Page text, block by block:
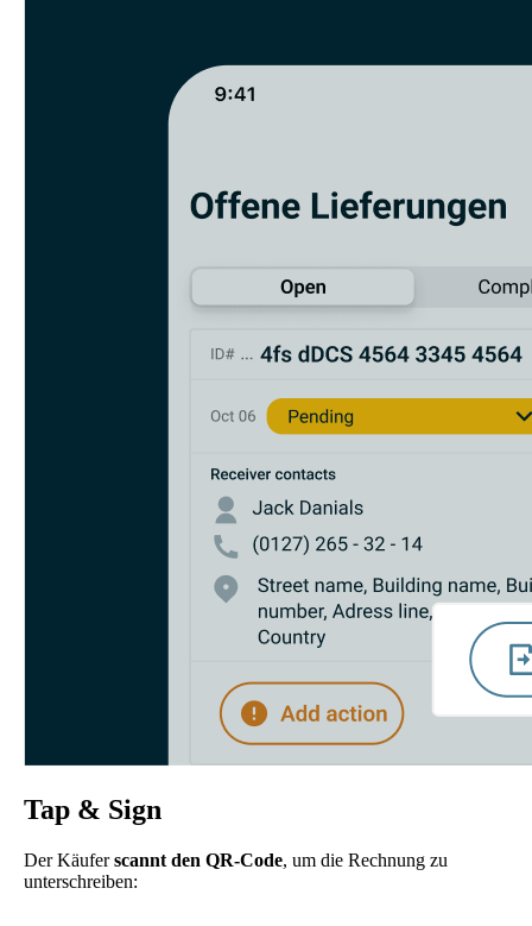
Tap & Sign
Der Käuferscannt den QR-Code, um die Rechnung zu
unterschreiben: